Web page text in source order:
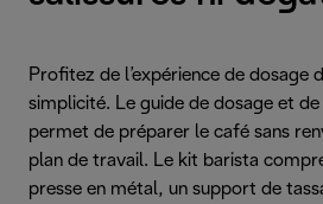
Profitez de l’expérience de dosage
simplicité. Le guide de dosage et de
permet de préparer le café sans
plan de travail. Le kit barista
presse en métal, un support de